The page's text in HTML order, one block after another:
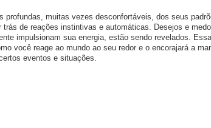
profundas, muitas vezes desconfortáveis, dos seus
de reações instintivas e automáticas. Desejos e
impulsionam sua energia, estão sendo revelados. Essa
você reage ao mundo ao seu redor e o encorajará a
eventos e situações.